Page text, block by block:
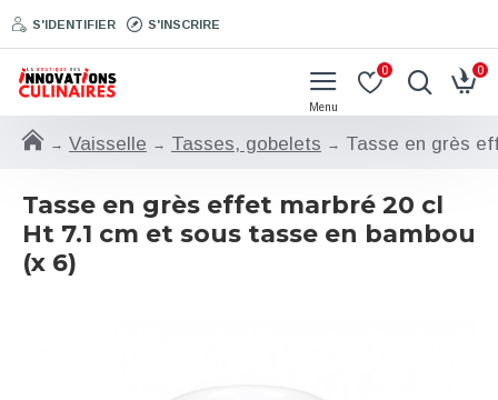
S'IDENTIFIER S'INSCRIRE
0 0
Vaisselle Tasses, gobelets Tasse en grès
Tasse en grès effet marbré 20 cl
Ht 7.1 cm et sous tasse en bambou
(x 6)